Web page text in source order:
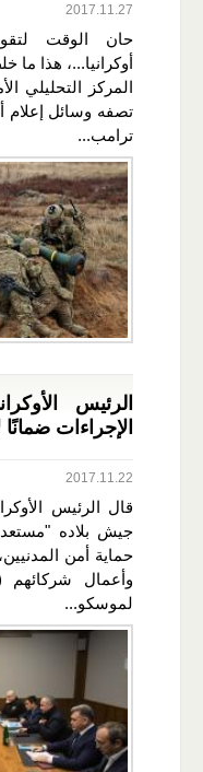
2017.11.27
حان الوقت
أوكرانيا...، هذا ما
المركز التحليلي
تصفه وسائل إعلام
ترامب...
الرئيس
الإجراءات
2017.11.22
قال الرئيس
جيش بلاده "مستعد
حماية أمن
وأعمال شركائهم
لموسكو...